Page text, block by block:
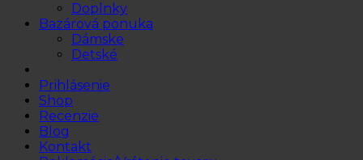
Doplnky
Bazárová ponuka
Dámske
Detské
Prihlásenie
Shop
Recenzie
Blog
Kontakt